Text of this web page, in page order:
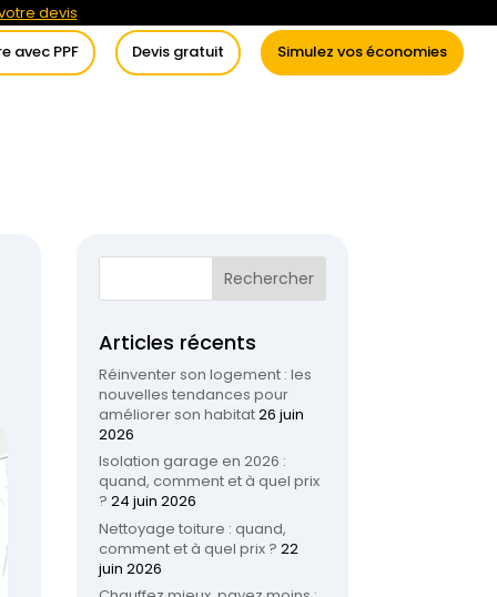
devis
avec PPF Devis gratuit Simulez vos économies
de l’eau Conseils
Articles récents
Réinventer son logement : les
nouvelles tendances pour
améliorer son habitat26 juin
2026
Isolation garage en 2026 :
quand, comment et à quel prix
? 24 juin 2026
Nettoyage toiture : quand,
comment et à quel prix ? 22
juin 2026